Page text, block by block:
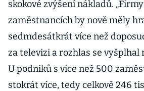
skokové zvýšení nákladů.
zaměstnancích by nově měly
sedmdesátkrát více než
za televizi a rozhlas se vyšplhal
U podniků s více než 500
stokrát více, tedy celkově 246